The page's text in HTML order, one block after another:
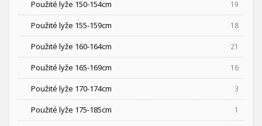
Použité lyže 150-154cm 19
Použité lyže 155-159cm 18
Použité lyže 160-164cm 21
Použité lyže 165-169cm 16
Použité lyže 170-174cm 3
Použité lyže 175-185cm 1